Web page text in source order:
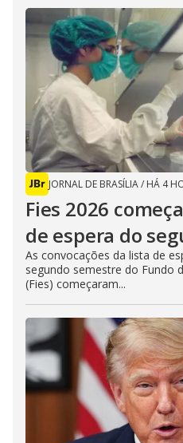
JORNAL DE BRASÍLIA/ HÁ 4
Fies 2026
de espera do
As convocações da lista de
segundo semestre do Fundo
(Fies) começaram...